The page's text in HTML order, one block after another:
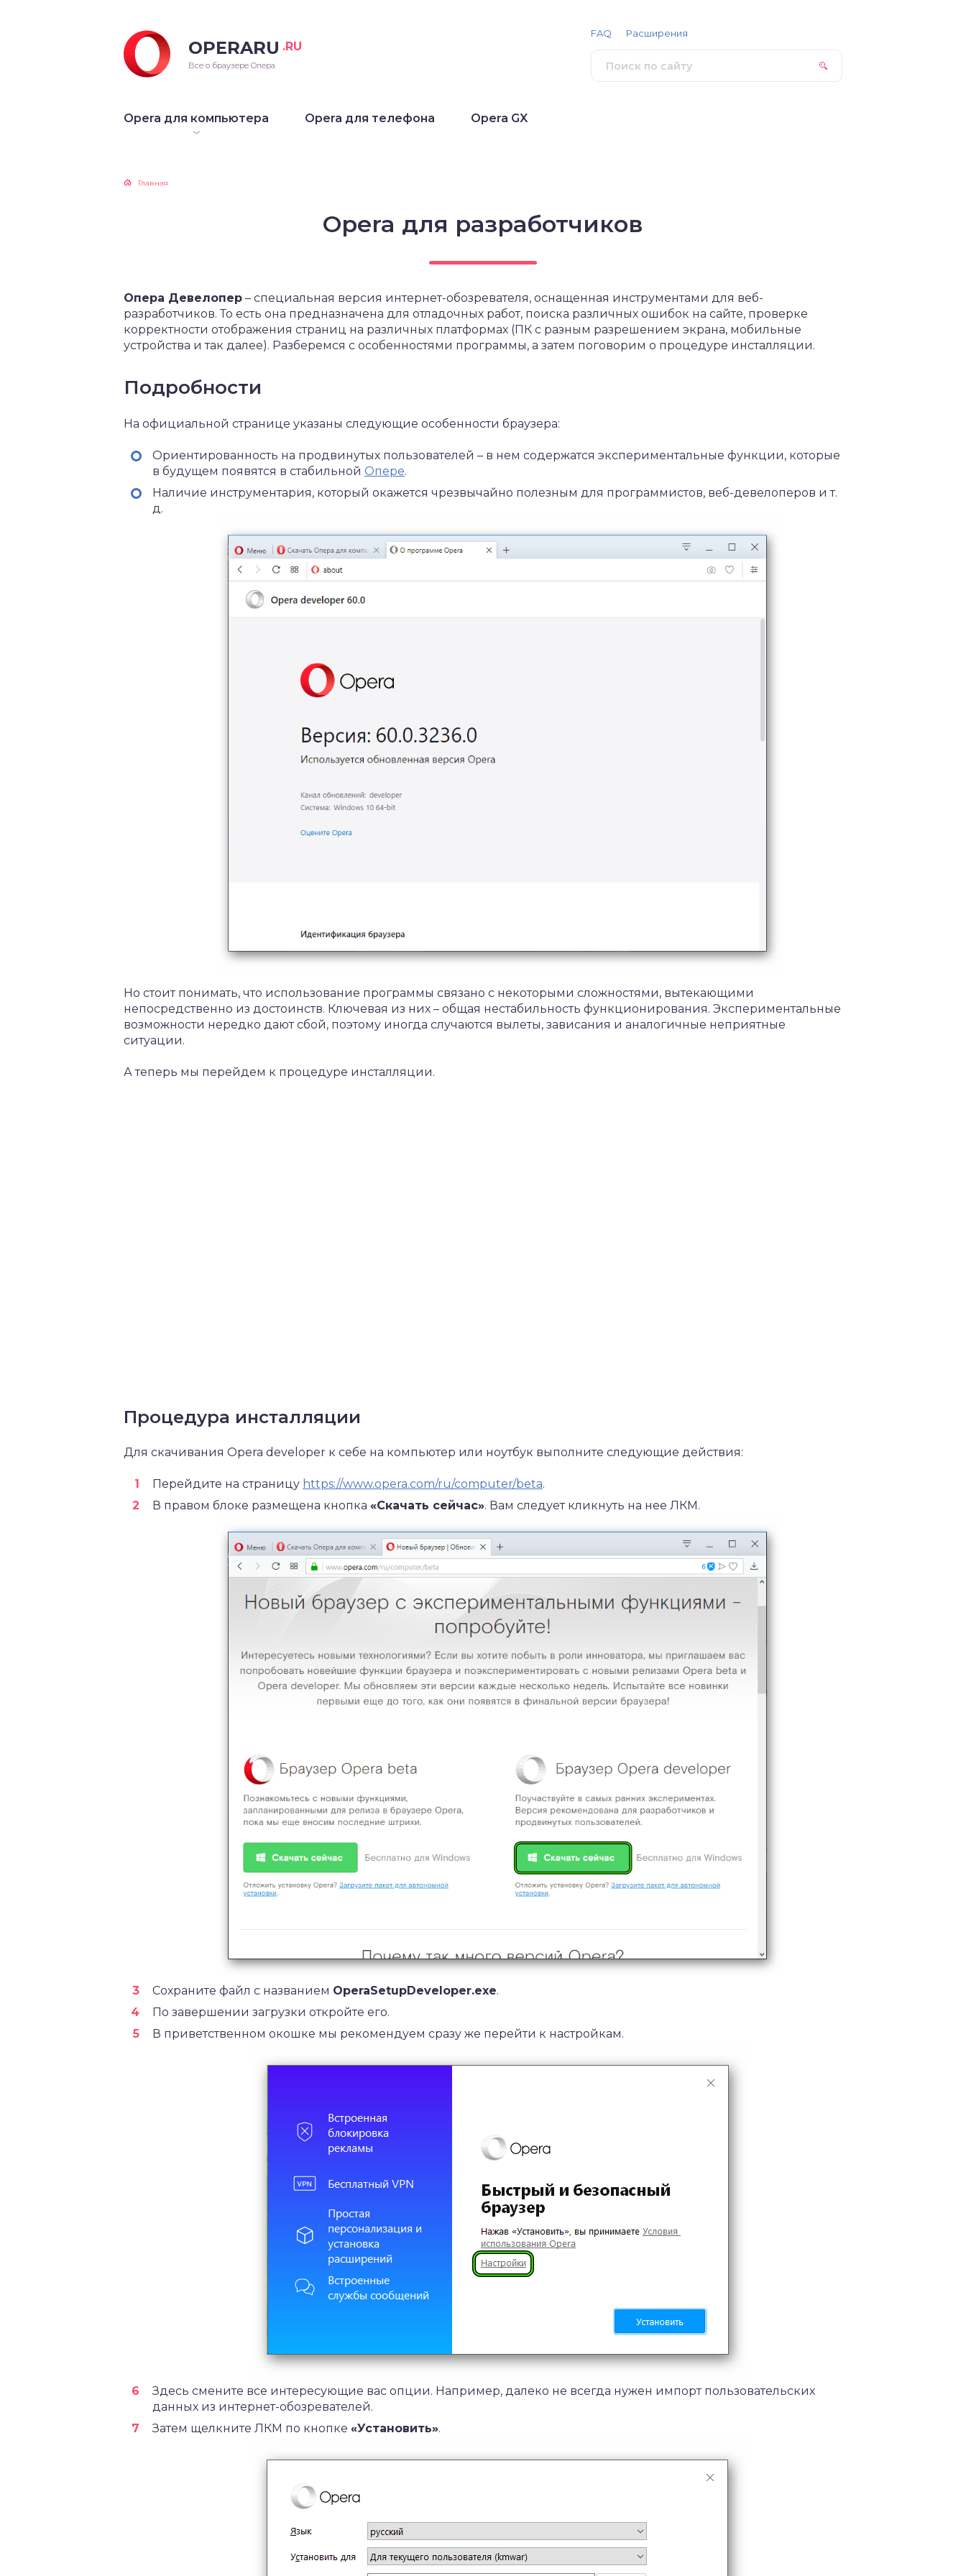
OPERARU .RU
Все о браузере Опера
Opera для компьютера Opera для телефона Opera GX
FAQ Расширения
Главная
Opera для разработчиков
Опера Девелопер – специальная версия интернет-обозревателя, оснащенная инструментами для веб-
разработчиков. То есть она предназначена для отладочных работ, поиска различных ошибок на сайте, проверке
корректности отображения страниц на различных платформах (ПК с разным разрешением экрана, мобильные
устройства и так далее). Разберемся с особенностями программы, а затем поговорим о процедуре инсталляции.
Подробности
На официальной странице указаны следующие особенности браузера:
Ориентированность на продвинутых пользователей – в нем содержатся экспериментальные функции, которые
в будущем появятся в стабильной Опере.
Наличие инструментария, который окажется чрезвычайно полезным для программистов, веб-девелоперов и т.
д.
Но стоит понимать, что использование программы связано с некоторыми сложностями, вытекающими
непосредственно из достоинств. Ключевая из них – общая нестабильность функционирования. Экспериментальные
возможности нередко дают сбой, поэтому иногда случаются вылеты, зависания и аналогичные неприятные
ситуации.
А теперь мы перейдем к процедуре инсталляции.
Процедура инсталляции
Для скачивания Opera developer к себе на компьютер или ноутбук выполните следующие действия:
Перейдите на страницу https://www.opera.com/ru/computer/beta.
В правом блоке размещена кнопка «Скачать сейчас». Вам следует кликнуть на нее ЛКМ.
Сохраните файл с названием OperaSetupDeveloper.exe.
По завершении загрузки откройте его.
В приветственном окошке мы рекомендуем сразу же перейти к настройкам.
Здесь смените все интересующие вас опции. Например, далеко не всегда нужен импорт пользовательских
данных из интернет-обозревателей.
Затем щелкните ЛКМ по кнопке «Установить».